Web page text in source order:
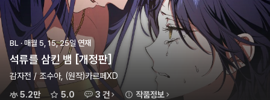
BL · 매월 5, 15, 25일 연재
석류를 삼킨 뱀 [개정판]
감자전 / 조수아, (원작)카르페XD
5.2만
5.0 3 건 작품정보